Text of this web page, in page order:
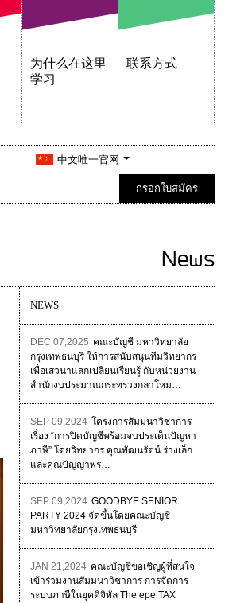
为什么在这里
学习
联系方式
中文唯一官网
กรอกใบสมัคร
News
NEWS
DEC 07,2025 คณะบัญชี มหาวิทยาลัย
กรุงเทพธนบุรี ให้การสนับสนุนทีมวิทยากร
เพื่อเสวนาแลกเปลี่ยนเรียนรู้ กับหน่วยงาน
สำนักงบประมาณกระทรวงกลาโหม…
SEP 09,2024 โครงการสัมมนาวิชาการ
เรื่อง “การปิดบัญชีพร้อมจบประเด็นปัญหา
ภาษี” โดยวิทยากร คุณพัฒนรัตน์ ร่างเล็ก
และคุณปัญญาพร…
SEP 09,2024 GOODBYE SENIOR
PARTY 2024 จัดขึ้นโดยคณะบัญชี
มหาวิทยาลัยกรุงเทพธนบุรี
JAN 21,2024 คณะบัญชีขอเชิญผู้ที่สนใจ
เข้าร่วมงานสัมมนาวิชาการ การจัดการ
ระบบภาษีในยุคดิจิทัล The epe TAX